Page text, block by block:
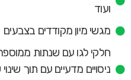
ועוד
מגשי מיון מקודדים בצבעים
חלקי לגו עם שנתות
ניסויים מדעיים עם תוך